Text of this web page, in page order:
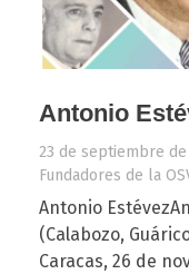
Antonio
23 de septiembre de
Fundadores de la
Antonio
(Calabozo,
Caracas, 26 de